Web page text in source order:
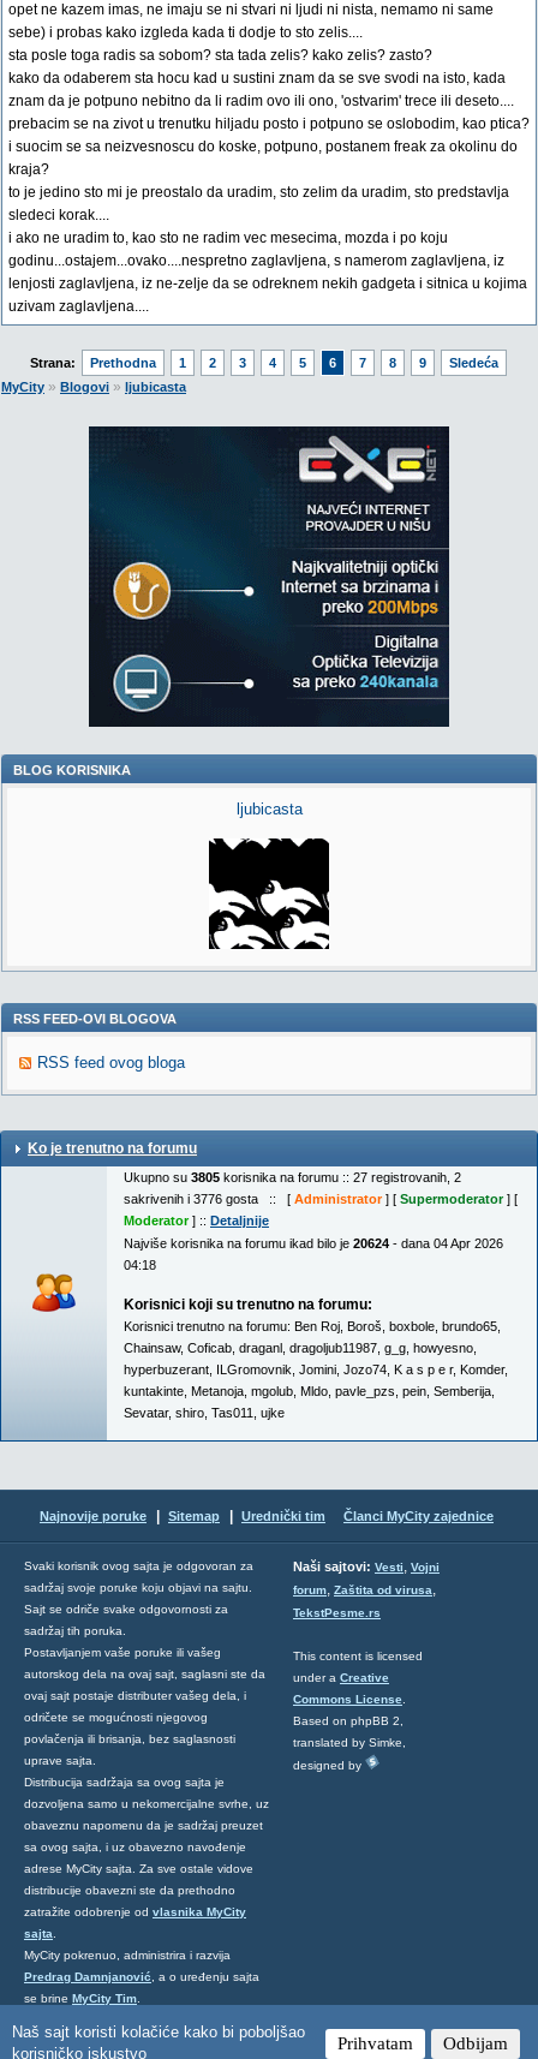
Naš sajt koristi kolačiće kako bi poboljšao
korisničko iskustvo
Prihvatam Odbijam
opet ne kazem imas, ne imaju se ni stvari ni ljudi ni nista, nemamo ni same
sebe) i probas kako izgleda kada ti dodje to sto zelis....
sta posle toga radis sa sobom? sta tada zelis? kako zelis? zasto?
kako da odaberem sta hocu kad u sustini znam da se sve svodi na isto, kada
znam da je potpuno nebitno da li radim ovo ili ono, 'ostvarim' trece ili deseto....
prebacim se na zivot u trenutku hiljadu posto i potpuno se oslobodim, kao ptica?
i suocim se sa neizvesnoscu do koske, potpuno, postanem freak za okolinu do
kraja?
to je jedino sto mi je preostalo da uradim, sto zelim da uradim, sto predstavlja
sledeci korak....
i ako ne uradim to, kao sto ne radim vec mesecima, mozda i po koju
godinu...ostajem...ovako....nespretno zaglavljena, s namerom zaglavljena, iz
lenjosti zaglavljena, iz ne-zelje da se odreknem nekih gadgeta i sitnica u kojima
uzivam zaglavljena....
Strana: Prethodna 1 2 3 4 5 6 7 8 9
Sledeća
MyCity » Blogovi » ljubicasta
BLOG KORISNIKA
ljubicasta
RSS FEED-OVI BLOGOVA
RSS feed ovog bloga
Ko je trenutno na forumu
Ukupno su 3805 korisnika na forumu :: 27 registrovanih, 2
sakrivenih i 3776 gosta :: [ Administrator] [ Supermoderator] [
Moderator] :: Detaljnije
Najviše korisnika na forumu ikad bilo je 20624 - dana 04 Apr 2026
04:18
Korisnici koji su trenutno na forumu:
Korisnici trenutno na forumu: Ben Roj Boroš boxbole brundo65
Chainsaw, Coficab draganl dragoljub11987 g_g howyesno
hyperbuzerant ILGromovnik Jomini Jozo74 K a s p e r, Komder,
kuntakinte Metanoja mgolub Mldo pavle_pzs pein Semberija
Sevatar, shiro Tas011 ujke
Najnovije poruke Sitemap Urednički tim Članci MyCity zajednice
Svaki korisnik ovog sajta je odgovoran za
sadržaj svoje poruke koju objavi na sajtu.
Sajt se odriče svake odgovornosti za
sadržaj tih poruka.
Postavljanjem vaše poruke ili vašeg
autorskog dela na ovaj sajt, saglasni ste da
ovaj sajt postaje distributer vašeg dela, i
odričete se mogućnosti njegovog
povlačenja ili brisanja, bez saglasnosti
uprave sajta.
Distribucija sadržaja sa ovog sajta je
dozvoljena samo u nekomercijalne svrhe, uz
obaveznu napomenu da je sadržaj preuzet
sa ovog sajta, i uz obavezno navođenje
adrese MyCity sajta. Za sve ostale vidove
distribucije obavezni ste da prethodno
zatražite odobrenje od vlasnika MyCity
sajta
MyCity pokrenuo, administrira i razvija
Predrag Damnjanović , a o uređenju sajta
se brine MyCity Tim
ovde.
Naši sajtovi: Vesti, Vojni
forum, Zaštita od virusa,
TekstPesme.rs
This content is licensed
under a Creative
Commons License
Based on phpBB 2,
translated by Simke,
designed by